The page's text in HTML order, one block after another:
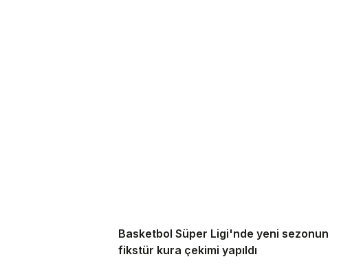
Basketbol Süper Ligi'nde yeni sezonun
fikstür kura çekimi yapıldı